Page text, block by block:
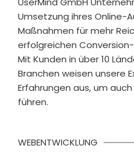
Umsetzung ihres
Maßnahmen für mehr
erfolgreichen
Mit Kunden in über 10
Branchen weisen unsere
Erfahrungen aus, um
führen.
WEBENTWICKLUNG